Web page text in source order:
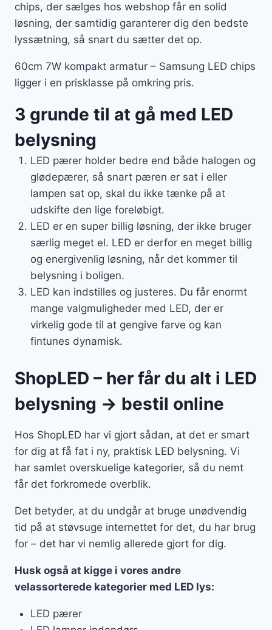
chips, der sælges hos webshop får en solid
løsning, der samtidig garanterer dig den bedste
lyssætning, så snart du sætter det op.
60cm 7W kompakt armatur – Samsung LED chips
ligger i en prisklasse på omkring pris.
3 grunde til at gå med LED
belysning
LED pærer holder bedre end både halogen og
glødepærer, så snart pæren er sat i eller
lampen sat op, skal du ikke tænke på at
udskifte den lige foreløbigt.
LED er en super billig løsning, der ikke bruger
særlig meget el. LED er derfor en meget billig
og energivenlig løsning, når det kommer til
belysning i boligen.
LED kan indstilles og justeres. Du får enormt
mange valgmuligheder med LED, der er
virkelig gode til at gengive farve og kan
fintunes dynamisk.
ShopLED – her får du alt i LED
belysning → bestil online
Hos ShopLED har vi gjort sådan, at det er smart
for dig at få fat i ny, praktisk LED belysning. Vi
har samlet overskuelige kategorier, så du nemt
får det forkromede overblik.
Det betyder, at du undgår at bruge unødvendig
tid på at støvsuge internettet for det, du har brug
for – det har vi nemlig allerede gjort for dig.
Husk også at kigge i vores andre
velassorterede kategorier med LED lys:
LED pærer